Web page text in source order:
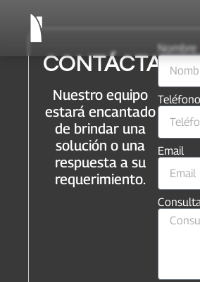
Nuestro equipo
estará encantado
de brindar una
solución o una
respuesta a su
requerimiento.
Nombre
Teléfono
Email